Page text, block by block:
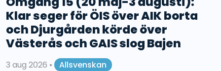
Klar seger för ÖIS över AIK borta
och Djurgården körde över
Västerås och GAIS slog Bajen
3 aug 2026 •
Allsvenskan